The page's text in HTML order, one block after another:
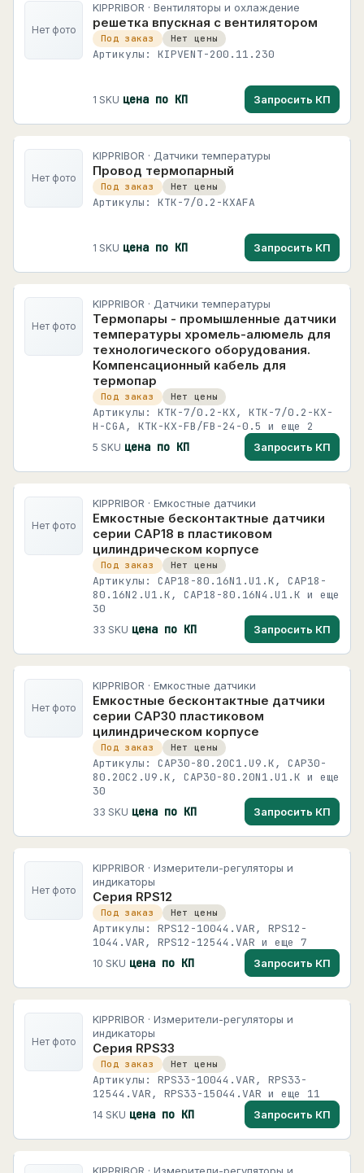
Нет фото
KIPPRIBOR · Вентиляторы и охлаждение
решетка впускная c вентилятором
Под заказ Нет цены
Артикулы: KIPVENT-200.11.230
1 SKU цена по КП Запросить КП
Нет фото
KIPPRIBOR · Датчики температуры
Провод термопарный
Под заказ Нет цены
Артикулы: KTK-7/0.2-KXAFA
1 SKU цена по КП Запросить КП
Нет фото
KIPPRIBOR · Датчики температуры
Термопары - промышленные датчики
температуры хромель-алюмель для
технологического оборудования.
Компенсационный кабель для
термопар
Под заказ Нет цены
Артикулы: KTK-7/0.2-KX, KTK-7/0.2-KX-
H-CGA, KTK-KX-FB/FB-24-0.5 и еще 2
5 SKU цена по КП Запросить КП
Нет фото
KIPPRIBOR · Емкостные датчики
Емкостные бесконтактные датчики
серии CAP18 в пластиковом
цилиндрическом корпусе
Под заказ Нет цены
Артикулы: CAP18-80.16N1.U1.K, CAP18-
80.16N2.U1.K, CAP18-80.16N4.U1.K и еще
30
33 SKU цена по КП Запросить КП
Нет фото
KIPPRIBOR · Емкостные датчики
Емкостные бесконтактные датчики
серии CAP30 пластиковом
цилиндрическом корпусе
Под заказ Нет цены
Артикулы: CAP30-80.20C1.U9.K, CAP30-
80.20C2.U9.K, CAP30-80.20N1.U1.K и еще
30
33 SKU цена по КП Запросить КП
Нет фото
KIPPRIBOR · Измерители-регуляторы и
индикаторы
Серия RPS12
Под заказ Нет цены
Артикулы: RPS12-10044.VAR, RPS12-
1044.VAR, RPS12-12544.VAR и еще 7
10 SKU цена по КП Запросить КП
Нет фото
KIPPRIBOR · Измерители-регуляторы и
индикаторы
Серия RPS33
Под заказ Нет цены
Артикулы: RPS33-10044.VAR, RPS33-
12544.VAR, RPS33-15044.VAR и еще 11
14 SKU цена по КП Запросить КП